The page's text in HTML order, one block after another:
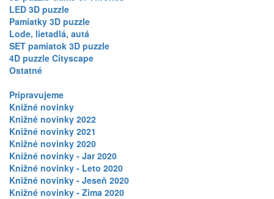
LED 3D puzzle
Pamiatky 3D puzzle
Lode, lietadlá, autá
SET pamiatok 3D puzzle
4D puzzle Cityscape
Ostatné
Pripravujeme
Knižné novinky
Knižné novinky 2022
Knižné novinky 2021
Knižné novinky 2020
Knižné novinky - Jar 2020
Knižné novinky - Leto 2020
Knižné novinky - Jeseň 2020
Knižné novinky - Zima 2020